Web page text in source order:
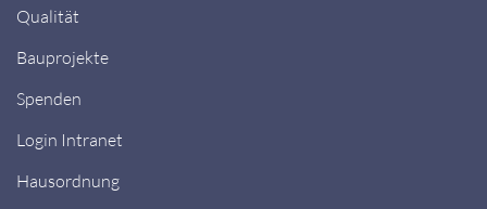
Qualität
Bauprojekte
Spenden
Login Intranet
Hausordnung